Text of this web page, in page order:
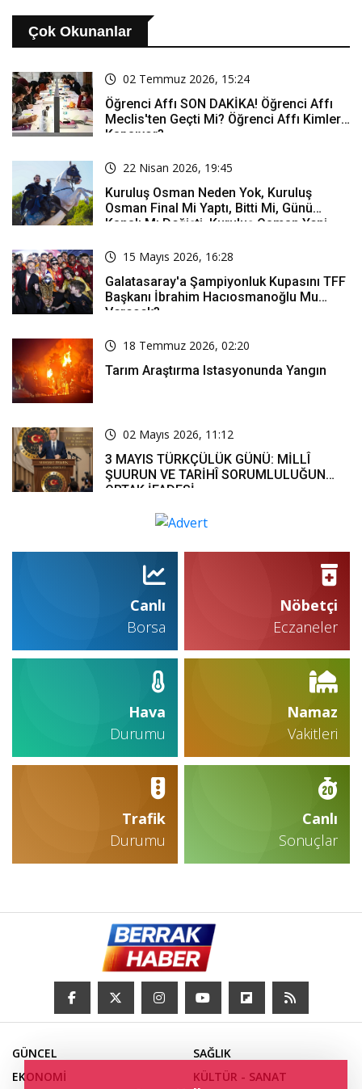
Çok Okunanlar
02 Temmuz 2026, 15:24
Öğrenci Affı SON DAKİKA! Öğrenci Affı
Meclis'ten Geçti Mi? Öğrenci Affı Kimleri
Kapsıyor?
22 Nisan 2026, 19:45
Kuruluş Osman Neden Yok, Kuruluş
Osman Final Mi Yaptı, Bitti Mi, Günü
Kanalı Mı Değişti, Kuruluş Osman Yeni
15 Mayıs 2026, 16:28
Galatasaray'a Şampiyonluk Kupasını TFF
Başkanı İbrahim Hacıosmanoğlu Mu
Verecek?
18 Temmuz 2026, 02:20
Tarım Araştırma Istasyonunda Yangın
02 Mayıs 2026, 11:12
3 MAYIS TÜRKÇÜLÜK GÜNÜ: MİLLÎ
ŞUURUN VE TARİHÎ SORUMLULUĞUN
ORTAK İFADESİ
Canlı
Borsa
Nöbetçi
Eczaneler
Hava
Durumu
Namaz
Vakitleri
Trafik
Durumu
Canlı
Sonuçlar
GÜNCEL
EKONOMİ
SAĞLIK
KÜLTÜR - SANAT